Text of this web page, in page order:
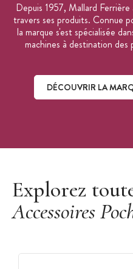
Depuis 1957, Mallard
travers ses produits. Connue
la marque s'est spécialisée
machines à destination des
DÉCOUVRIR LA
Explorez
Accessoires